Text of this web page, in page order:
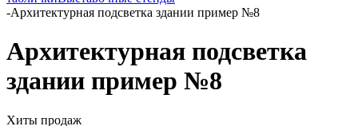
-Архитектурная подсветка здании пример №8
Архитектурная подсветка
здании пример №8
Хиты продаж